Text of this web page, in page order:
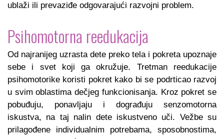
ublaži ili prevaziđe odgovarajući razvojni problem.
Psihomotorna reedukacija
Od najranijeg uzrasta dete preko tela i pokreta upoznaje
sebe i svet koji ga okružuje. Tretman reedukacije
psihomotorike koristi pokret kako bi se podrticao razvoj
u svim oblastima dečjeg funkcionisanja. Kroz pokret se
pobuđuju, ponavljaju i dograđuju senzomotorna
iskustva, na taj nalin dete iskustveno uči. Vežbe su
prilagođene individualnim potrebama, sposobnostima,